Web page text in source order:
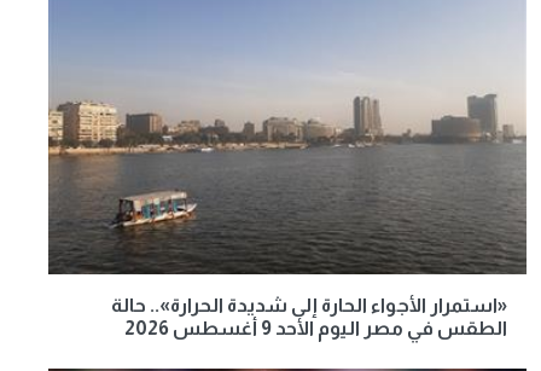
«استمرار الأجواء الحارة إلى شديدة الحرارة».. حالة
الطقس في مصر اليوم الأحد 9 أغسطس 2026